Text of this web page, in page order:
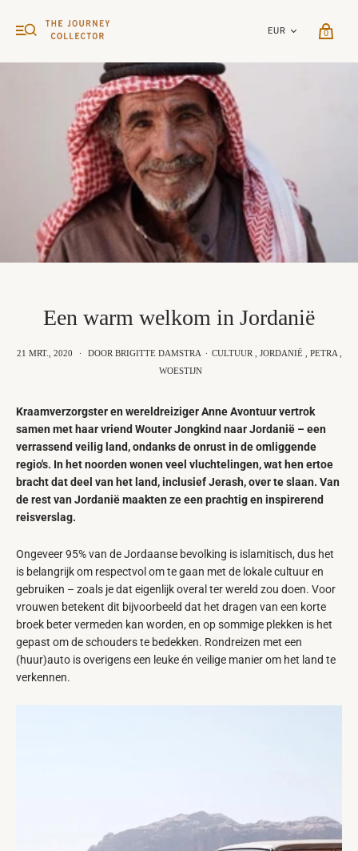
0
Een warm welkom in Jordanië
21 MRT., 2020 · DOOR BRIGITTE DAMSTRA · CULTUUR JORDANIË, PETRA,
WOESTIJN
Kraamverzorgster en wereldreiziger Anne Avontuur vertrok
samen met haar vriend Wouter Jongkind naar Jordanië – een
verrassend veilig land, ondanks de onrust in de omliggende
regio's. In het noorden wonen veel vluchtelingen, wat hen ertoe
bracht dat deel van het land, inclusief Jerash, over te slaan. Van
de rest van Jordanië maakten ze een prachtig en inspirerend
reisverslag.
Ongeveer 95% van de Jordaanse bevolking is islamitisch, dus het
is belangrijk om respectvol om te gaan met de lokale cultuur en
gebruiken – zoals je dat eigenlijk overal ter wereld zou doen. Voor
vrouwen betekent dit bijvoorbeeld dat het dragen van een korte
broek beter vermeden kan worden, en op sommige plekken is het
gepast om de schouders te bedekken. Rondreizen met een
(huur)auto is overigens een leuke én veilige manier om het land te
verkennen.